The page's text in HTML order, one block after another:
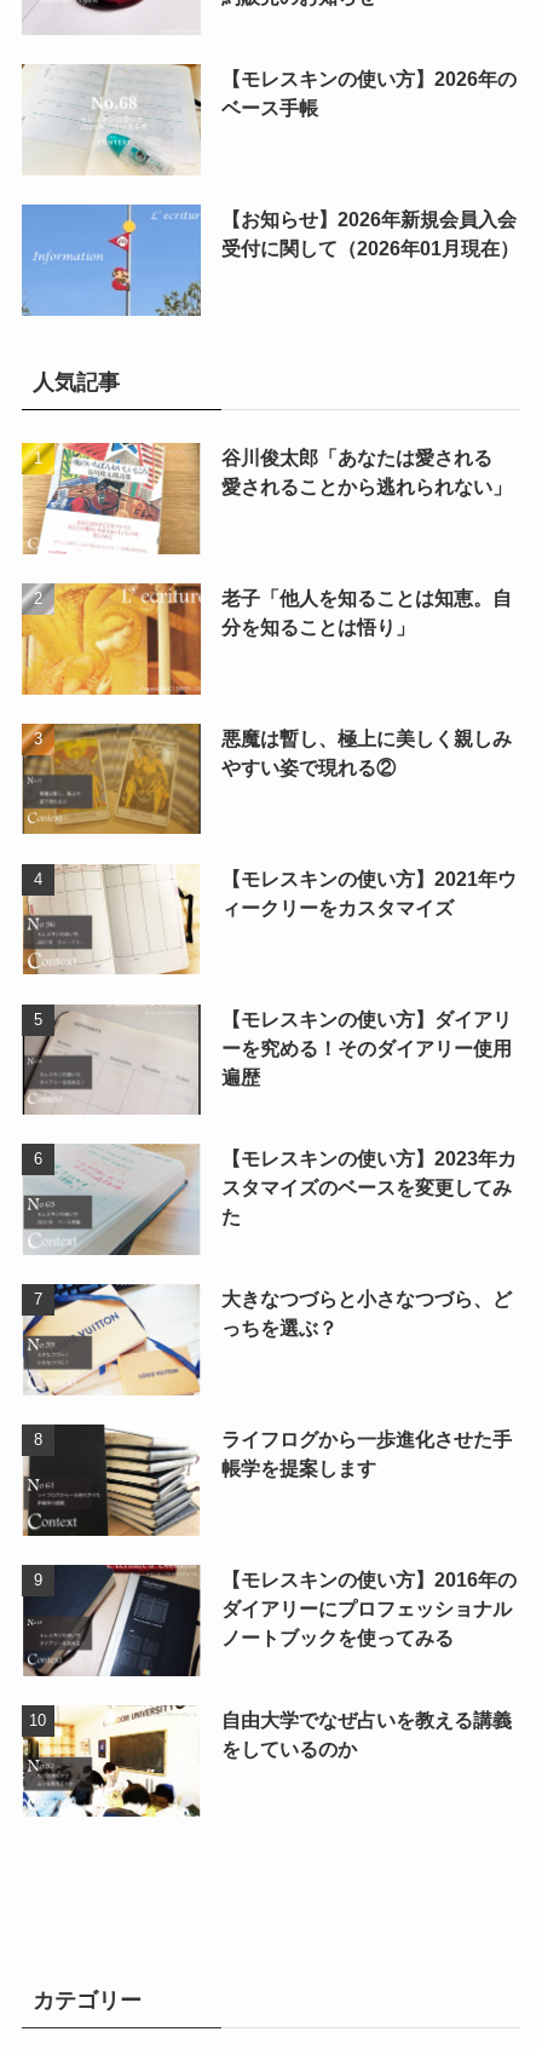
【モレスキンの使い方】2026年の
ベース手帳
【お知らせ】2026年新規会員入会
受付に関して（2026年01月現在）
人気記事
谷川俊太郎「あなたは愛される
愛されることから逃れられない」
老子「他人を知ることは知恵。自
分を知ることは悟り」
悪魔は暫し、極上に美しく親しみ
やすい姿で現れる②
【モレスキンの使い方】2021年ウ
ィークリーをカスタマイズ
【モレスキンの使い方】ダイアリ
ーを究める！そのダイアリー使用
遍歴
【モレスキンの使い方】2023年カ
スタマイズのベースを変更してみ
た
大きなつづらと小さなつづら、ど
っちを選ぶ？
ライフログから一歩進化させた手
帳学を提案します
【モレスキンの使い方】2016年の
ダイアリーにプロフェッショナル
ノートブックを使ってみる
自由大学でなぜ占いを教える講義
をしているのか
カテゴリー